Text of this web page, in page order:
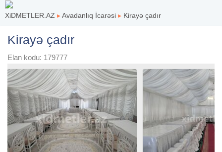
XiDMETLER.AZ ▸Avadanlıq İcarəsi ▸ Kirayə çadır
Kirayə çadır
Elan kodu: 179777